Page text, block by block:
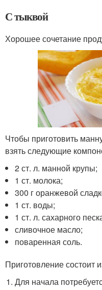
С тыквой
Хорошее сочетание
Чтобы приготовить
взять следующие
2 ст. л. манной крупы;
1 ст. молока;
300 г оранжевой
1 ст. воды;
1 ст. л. сахарного
сливочное масло;
поваренная соль.
Приготовление состоит
Для начала